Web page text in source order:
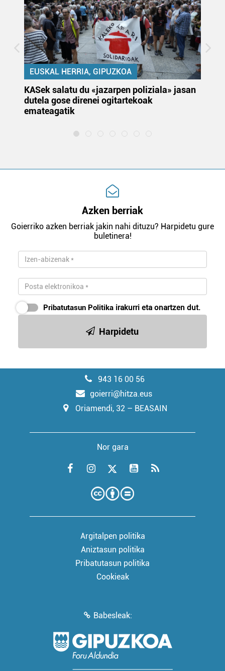
EUSKAL HERRIA, GIPUZKOA
KASek salatu du «jazarpen poliziala» jasan
dutela gose direnei ogitartekoak
emateagatik
Azken berriak
Goierriko azken berriak jakin nahi dituzu? Harpidetu gure
buletinera!
Pribatutasun Politika irakurri eta onartzen dut.
Harpidetu
943 16 00 56
goierri@hitza.eus
Oriamendi, 32 – BEASAIN
Nor gara
Argitalpen politika
Aniztasun politika
Pribatutasun politika
Cookieak
Babesleak: